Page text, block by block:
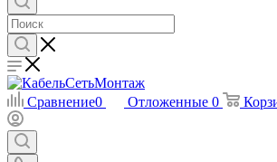
Сравнение0 Отложенные 0